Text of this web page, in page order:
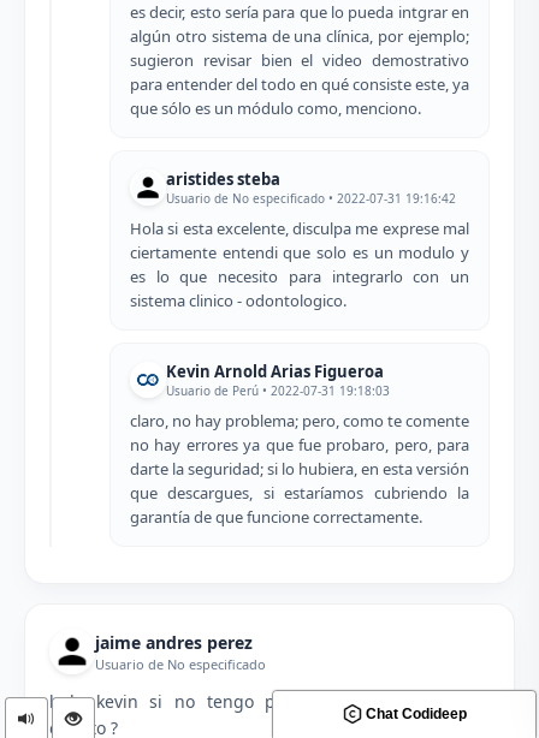
es decir, esto sería para que lo pueda intgrar en
algún otro sistema de una clínica, por ejemplo;
sugieron revisar bien el video demostrativo
para entender del todo en qué consiste este, ya
que sólo es un módulo como, menciono.
aristides steba
Usuario de No especificado • 2022-07-31 19:16:42
Hola si esta excelente, disculpa me exprese mal
ciertamente entendi que solo es un modulo y
es lo que necesito para integrarlo con un
sistema clinico - odontologico.
Kevin Arnold Arias Figueroa
Usuario de Perú • 2022-07-31 19:18:03
claro, no hay problema; pero, como te comente
no hay errores ya que fue probaro, pero, para
darte la seguridad; si lo hubiera, en esta versión
que descargues, si estaríamos cubriendo la
garantía de que funcione correctamente.
jaime andres perez
Usuario de No especificado
hola kevin si no tengo paypal aceptas tarjeta de
credito ?
Chat Codideep